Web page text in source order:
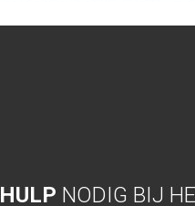
HULP NODIG BIJ